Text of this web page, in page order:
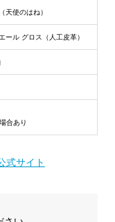
天使のはね）
ール グロス（人工皮革）
合あり
式サイト